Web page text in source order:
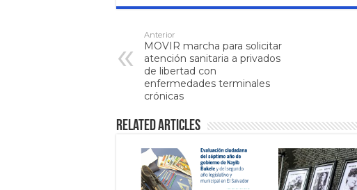
Anterior
MOVIR marcha para solicitar
atención sanitaria a privados
de libertad con
enfermedades terminales
crónicas
Related Articles